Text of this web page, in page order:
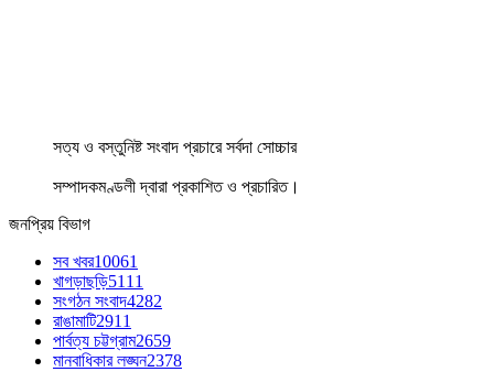
সত্য ও বস্তুনিষ্ট সংবাদ প্রচারে সর্বদা সোচ্চার
সম্পাদকমণ্ডলী দ্বারা প্রকাশিত ও প্রচারিত।
জনপ্রিয় বিভাগ
সব খবর10061
খাগড়াছড়ি5111
সংগঠন সংবাদ4282
রাঙামাটি2911
পার্বত্য চট্টগ্রাম2659
মানবাধিকার লঙ্ঘন2378